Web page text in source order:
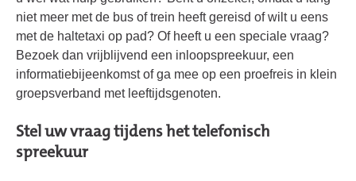
niet meer met de bus of trein heeft gereisd of wilt u eens
met de haltetaxi op pad? Of heeft u een speciale vraag?
Bezoek dan vrijblijvend een inloopspreekuur, een
informatiebijeenkomst of ga mee op een proefreis in klein
groepsverband met leeftijdsgenoten.
Stel uw vraag tijdens het telefonisch
spreekuur